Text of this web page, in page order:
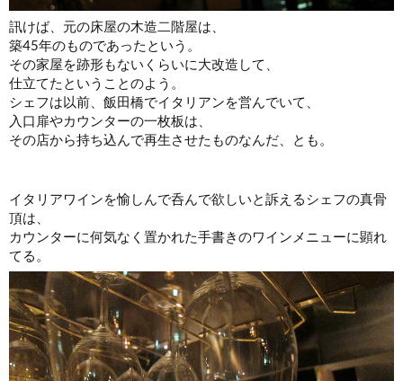
訊けば、元の床屋の木造二階屋は、
築45年のものであったという。
その家屋を跡形もないくらいに大改造して、
仕立てたということのよう。
シェフは以前、飯田橋でイタリアンを営んでいて、
入口扉やカウンターの一枚板は、
その店から持ち込んで再生させたものなんだ、とも。
イタリアワインを愉しんで呑んで欲しいと訴えるシェフの真骨
頂は、
カウンターに何気なく置かれた手書きのワインメニューに顕れ
てる。